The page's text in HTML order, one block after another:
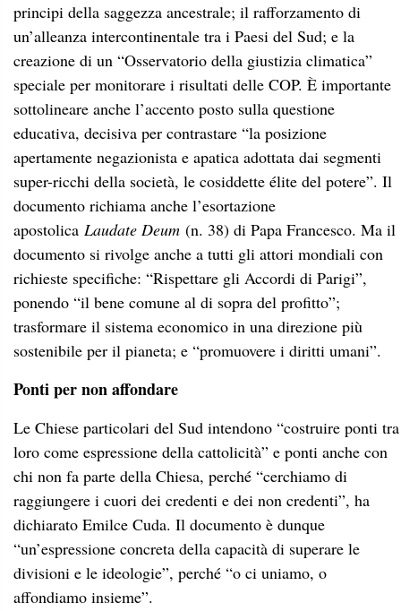
principi della saggezza ancestrale; il rafforzamento di
un’alleanza intercontinentale tra i Paesi del Sud; e la
creazione di un “Osservatorio della giustizia climatica”
speciale per monitorare i risultati delle COP. È importante
sottolineare anche l’accento posto sulla questione
educativa, decisiva per contrastare “la posizione
apertamente negazionista e apatica adottata dai segmenti
super-ricchi della società, le cosiddette élite del potere”. Il
documento richiama anche l’esortazione
apostolica Laudate Deum (n. 38) di Papa Francesco. Ma il
documento si rivolge anche a tutti gli attori mondiali con
richieste specifiche: “Rispettare gli Accordi di Parigi”,
ponendo “il bene comune al di sopra del profitto”;
trasformare il sistema economico in una direzione più
sostenibile per il pianeta; e “promuovere i diritti umani”.
Ponti per non affondare
Le Chiese particolari del Sud intendono “costruire ponti tra
loro come espressione della cattolicità” e ponti anche con
chi non fa parte della Chiesa, perché “cerchiamo di
raggiungere i cuori dei credenti e dei non credenti”, ha
dichiarato Emilce Cuda. Il documento è dunque
“un’espressione concreta della capacità di superare le
divisioni e le ideologie”, perché “o ci uniamo, o
affondiamo insieme”.